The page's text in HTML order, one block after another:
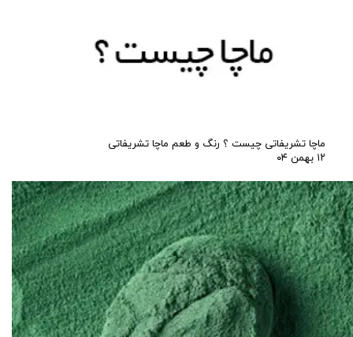
ماچا تشریفاتی چیست ؟ رنگ و طعم ماچا تشریفاتی
۱۲ بهمن ۰۴